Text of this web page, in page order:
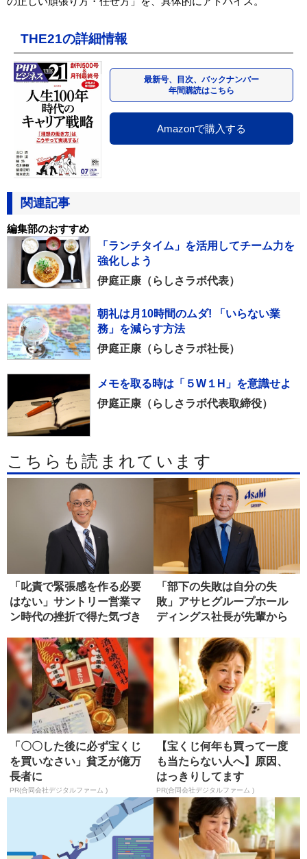
THE21の詳細情報
最新号、目次、バックナンバー
年間購読はこちら
Amazonで購入する
関連記事
編集部のおすすめ
「ランチタイム」を活用してチーム力を
強化しよう
伊庭正康（らしさラボ代表）
朝礼は月10時間のムダ! 「いらない業
務」を減らす方法
伊庭正康（らしさラボ社長）
メモを取る時は「５W１H」を意識せよ
伊庭正康（らしさラボ代表取締役）
こちらも読まれています
「叱責で緊張感を作る必要
はない」サントリー営業マ
ン時代の挫折で得た気づき
「部下の失敗は自分の失
敗」アサヒグループホール
ディングス社長が先輩から
「〇〇した後に必ず宝くじ
を買いなさい」貧乏が億万
長者に
PR(合同会社デジタルファーム )
【宝くじ何年も買って一度
も当たらない人へ】原因、
はっきりしてます
PR(合同会社デジタルファーム )